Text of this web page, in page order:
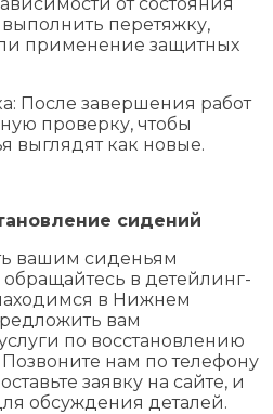
перетяжку,
применение защитных
После завершения работ
проверку, чтобы
выглядят как новые.
сидений
вашим сиденьям
в детейлинг-
в Нижнем
вам
по восстановлению
нам по телефону
заявку на сайте, и
обсуждения деталей.